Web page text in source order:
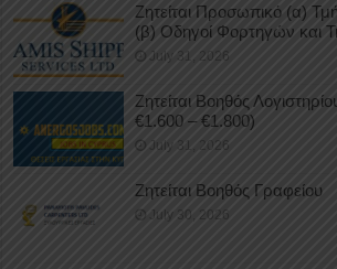
Ζητείται Προσωπικό (α)
(β) Οδηγοί Φορτηγών και
July 31, 2026
Ζητείται Βοηθός
€1.600 – €1.800)
July 31, 2026
Ζητείται Βοηθός Γραφείου
July 30, 2026